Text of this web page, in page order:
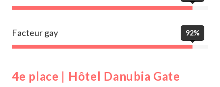
Facteur gay 92%
4e place | Hôtel Danubia Gate